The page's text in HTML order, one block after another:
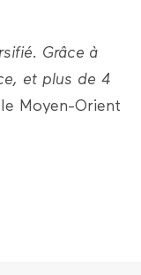
Grâce à
et plus de 4
Moyen-Orient